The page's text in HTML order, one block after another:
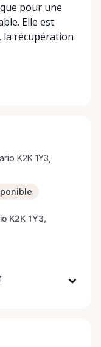
pour une
Elle est
la récupération
K2K 1Y3,